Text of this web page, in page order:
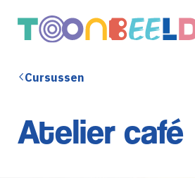
Cursussen
Atelier café